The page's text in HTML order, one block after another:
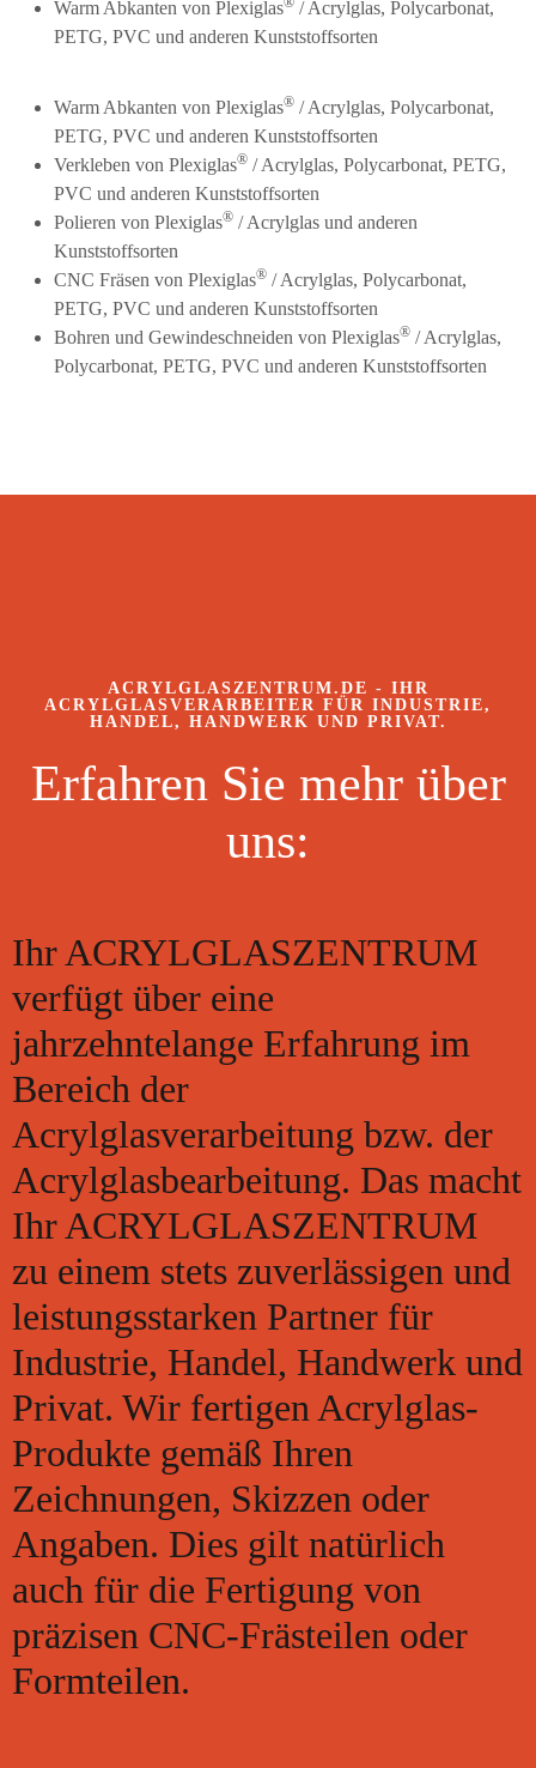
Warm Abkanten von Plexiglas
/ Acrylglas, Polycarbonat,
PETG, PVC und anderen Kunststoffsorten
Warm Abkanten von Plexiglas® / Acrylglas, Polycarbonat,
PETG, PVC und anderen Kunststoffsorten
Verkleben von Plexiglas® / Acrylglas, Polycarbonat, PETG,
PVC und anderen Kunststoffsorten
Polieren von Plexiglas® / Acrylglas und anderen
Kunststoffsorten
CNC Fräsen von Plexiglas® / Acrylglas, Polycarbonat,
PETG, PVC und anderen Kunststoffsorten
Bohren und Gewindeschneiden von Plexiglas® / Acrylglas,
Polycarbonat, PETG, PVC und anderen Kunststoffsorten
ACRYLGLASZENTRUM.DE - IHR
ACRYLGLASVERARBEITER FÜR INDUSTRIE,
HANDEL, HANDWERK UND PRIVAT.
Erfahren Sie mehr über
uns:
Ihr ACRYLGLASZENTRUM
verfügt über eine
jahrzehntelange Erfahrung im
Bereich der
Acrylglasverarbeitung bzw. der
Acrylglasbearbeitung. Das macht
Ihr ACRYLGLASZENTRUM
zu einem stets zuverlässigen und
leistungsstarken Partner für
Industrie, Handel, Handwerk und
Privat. Wir fertigen Acrylglas-
Produkte gemäß Ihren
Zeichnungen, Skizzen oder
Angaben. Dies gilt natürlich
auch für die Fertigung von
präzisen CNC-Frästeilen oder
Formteilen.